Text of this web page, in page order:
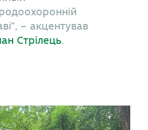
– акцентував
Стрілець.